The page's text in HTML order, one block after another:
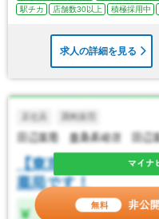
駅チカ
店舗数30以上 積極採用中
求人の詳細を見る